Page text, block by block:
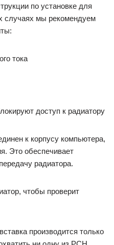
по установке для
случаях мы рекомендуем
тока
доступ к радиатору
к корпусу компьютера,
Это обеспечивает
радиатора.
чтобы проверит
производится только